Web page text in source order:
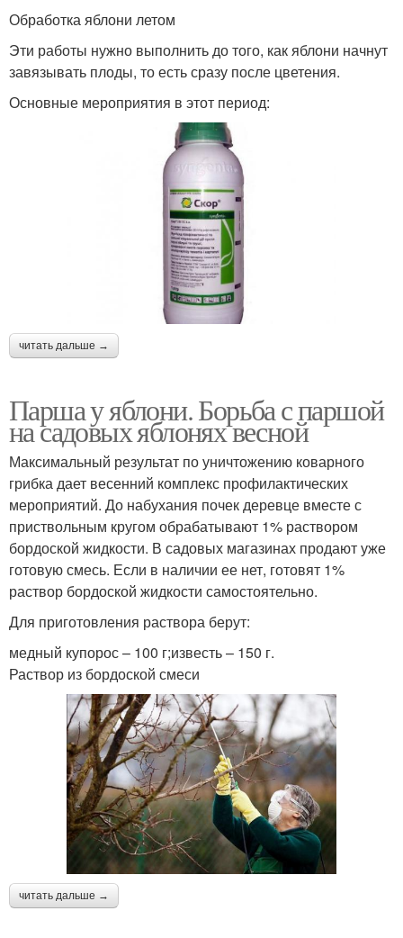
Обработка яблони летом
Эти работы нужно выполнить до того, как яблони начнут
завязывать плоды, то есть сразу после цветения.
Основные мероприятия в этот период:
читать дальше →
Парша у яблони. Борьба с паршой
на садовых яблонях весной
Максимальный результат по уничтожению коварного
грибка дает весенний комплекс профилактических
мероприятий. До набухания почек деревце вместе с
приствольным кругом обрабатывают 1% раствором
бордоской жидкости. В садовых магазинах продают уже
готовую смесь. Если в наличии ее нет, готовят 1%
раствор бордоской жидкости самостоятельно.
Для приготовления раствора берут:
медный купорос – 100 г;известь – 150 г.
Раствор из бордоской смеси
читать дальше →